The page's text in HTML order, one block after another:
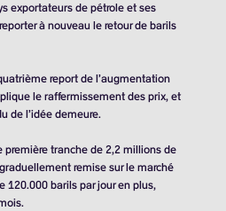
exportateurs de pétrole et ses
à nouveau le retour de barils
report de l’augmentation
le raffermissement des prix, et
de l’idée demeure.
première tranche de 2,2 millions de
remise sur le marché
120.000 barils par jour en plus,